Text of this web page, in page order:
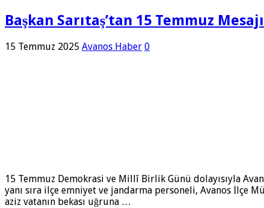
Başkan Sarıtaş’tan 15 Temmuz
15 Temmuz 2025 Avanos Haber 0
15 Temmuz Demokrasi ve Millî Birlik Günü dolayısıyla
yanı sıra ilçe emniyet ve jandarma personeli, Avanos
aziz vatanın bekası uğruna …